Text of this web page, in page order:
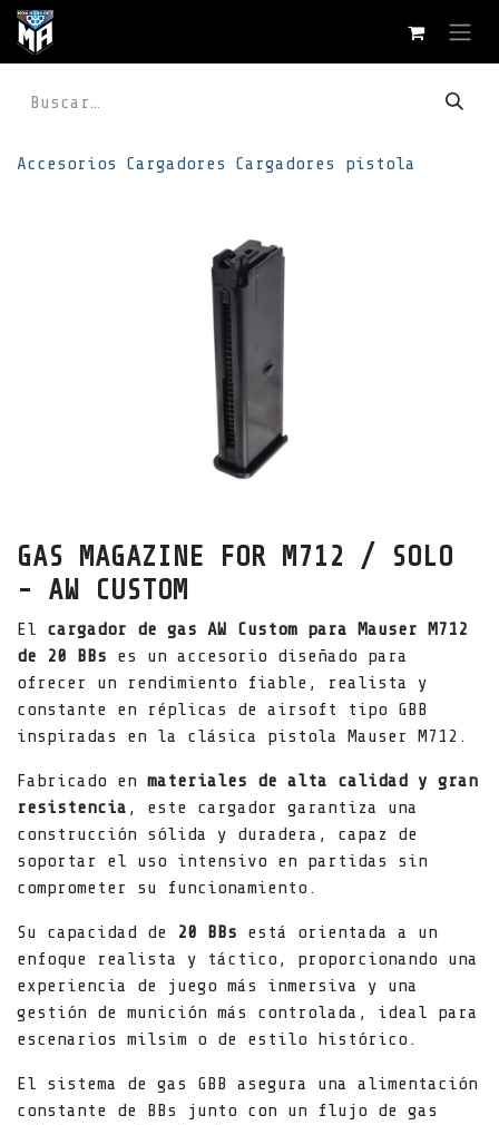
Ir al contenido
Accesorios Cargadores Cargadores pistola
GAS MAGAZINE FOR M712 / SOLO
- AW CUSTOM
El cargador de gas AW Custom para Mauser M712
de 20 BBs es un accesorio diseñado para
ofrecer un rendimiento fiable, realista y
constante en réplicas de airsoft tipo GBB
inspiradas en la clásica pistola Mauser M712.
Fabricado en materiales de alta calidad y gran
resistencia , este cargador garantiza una
construcción sólida y duradera, capaz de
soportar el uso intensivo en partidas sin
comprometer su funcionamiento.
Su capacidad de 20 BBs está orientada a un
enfoque realista y táctico, proporcionando una
experiencia de juego más inmersiva y una
gestión de munición más controlada, ideal para
escenarios milsim o de estilo histórico.
El sistema de gas GBB asegura una alimentación
constante de BBs junto con un flujo de gas